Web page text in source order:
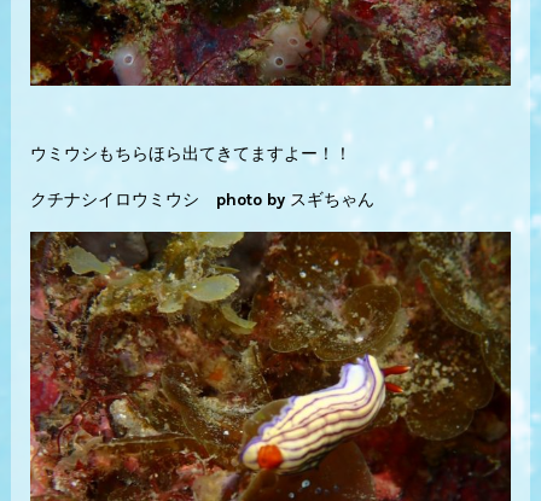
ウミウシもちらほら出てきてますよー！！
クチナシイロウミウシ photo by スギちゃん